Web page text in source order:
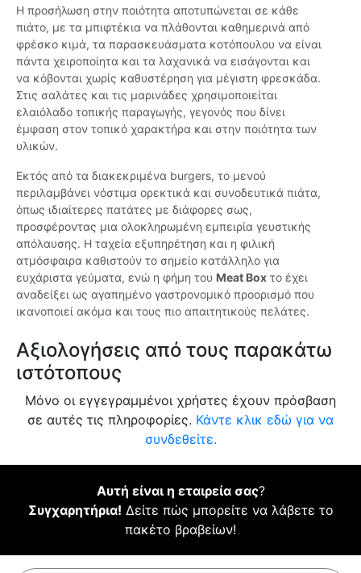
Η προσήλωση στην ποιότητα αποτυπώνεται σε κάθε
πιάτο, με τα μπιφτέκια να πλάθονται καθημερινά από
φρέσκο κιμά, τα παρασκευάσματα κοτόπουλου να είναι
πάντα χειροποίητα και τα λαχανικά να εισάγονται και
να κόβονται χωρίς καθυστέρηση για μέγιστη φρεσκάδα.
Στις σαλάτες και τις μαρινάδες χρησιμοποιείται
ελαιόλαδο τοπικής παραγωγής, γεγονός που δίνει
έμφαση στον τοπικό χαρακτήρα και στην ποιότητα των
υλικών.
Εκτός από τα διακεκριμένα burgers, το μενού
περιλαμβάνει νόστιμα ορεκτικά και συνοδευτικά πιάτα,
όπως ιδιαίτερες πατάτες με διάφορες σως,
προσφέροντας μια ολοκληρωμένη εμπειρία γευστικής
απόλαυσης. Η ταχεία εξυπηρέτηση και η φιλική
ατμόσφαιρα καθιστούν το σημείο κατάλληλο για
ευχάριστα γεύματα, ενώ η φήμη του Meat Box το έχει
αναδείξει ως αγαπημένο γαστρονομικό προορισμό που
ικανοποιεί ακόμα και τους πιο απαιτητικούς πελάτες.
Αξιολογήσεις από τους παρακάτω
ιστότοπους
Μόνο οι εγγεγραμμένοι χρήστες έχουν πρόσβαση
σε αυτές τις πληροφορίες. Κάντε κλικ εδώ για να
συνδεθείτε.
Αυτή είναι η εταιρεία σας?
Συγχαρητήρια! Δείτε πώς μπορείτε να λάβετε το
πακέτο βραβείων!